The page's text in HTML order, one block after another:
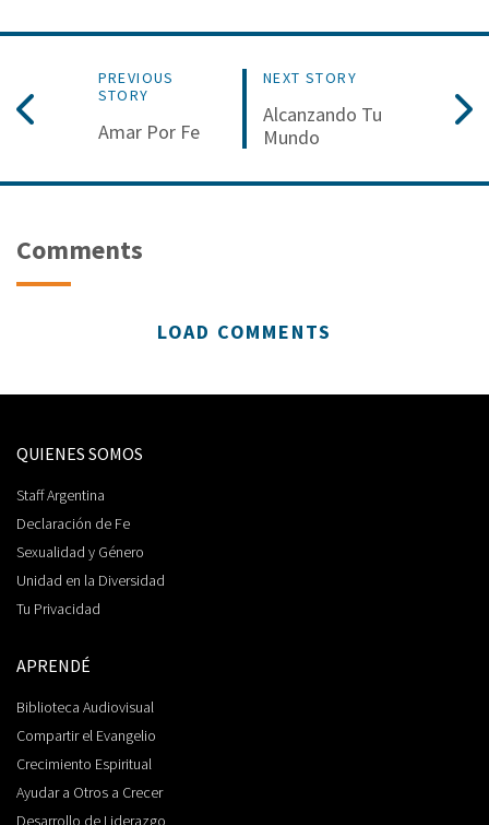
PREVIOUS
STORY
Amar Por Fe
NEXT STORY
Alcanzando Tu
Mundo
Comments
LOAD COMMENTS
QUIENES SOMOS
Staff Argentina
Declaración de Fe
Sexualidad y Género
Unidad en la Diversidad
Tu Privacidad
APRENDÉ
Biblioteca Audiovisual
Compartir el Evangelio
Crecimiento Espiritual
Ayudar a Otros a Crecer
Desarrollo de Liderazgo